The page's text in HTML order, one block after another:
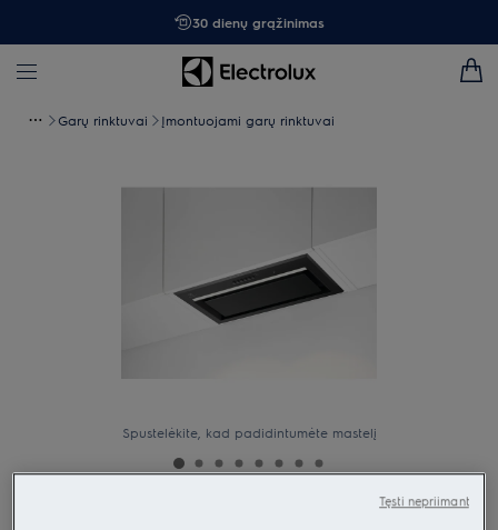
30 dienų grąžinimas
Garų rinktuvai Įmontuojami garų rinktuvai
Spustelėkite, kad padidintumėte mastelį
Tęsti nepriimant